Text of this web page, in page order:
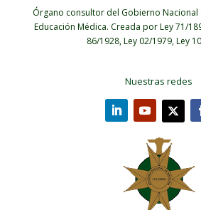
Órgano consultor del Gobierno Nacional
Educación Médica. Creada por Ley 71/
86/1928, Ley 02/1979, Ley
Nuestras redes